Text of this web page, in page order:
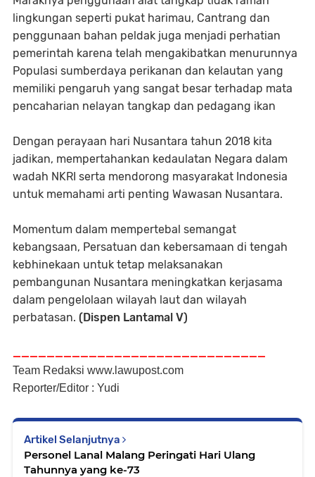
lingkungan seperti pukat harimau, Cantrang dan
penggunaan bahan peldak juga menjadi perhatian
pemerintah karena telah mengakibatkan menurunnya
Populasi sumberdaya perikanan dan kelautan yang
memiliki pengaruh yang sangat besar terhadap mata
pencaharian nelayan tangkap dan pedagang ikan
Dengan perayaan hari Nusantara tahun 2018 kita
jadikan, mempertahankan kedaulatan Negara dalam
wadah NKRI serta mendorong masyarakat Indonesia
untuk memahami arti penting Wawasan Nusantara.
Momentum dalam mempertebal semangat
kebangsaan, Persatuan dan kebersamaan di tengah
kebhinekaan untuk tetap melaksanakan
pembangunan Nusantara meningkatkan kerjasama
dalam pengelolaan wilayah laut dan wilayah
perbatasan. (Dispen Lantamal V)
Team Redaksi www.lawupost.com
Reporter/Editor : Yudi
Artikel Selanjutnya
Personel Lanal Malang Peringati Hari Ulang
Tahunnya yang ke-73